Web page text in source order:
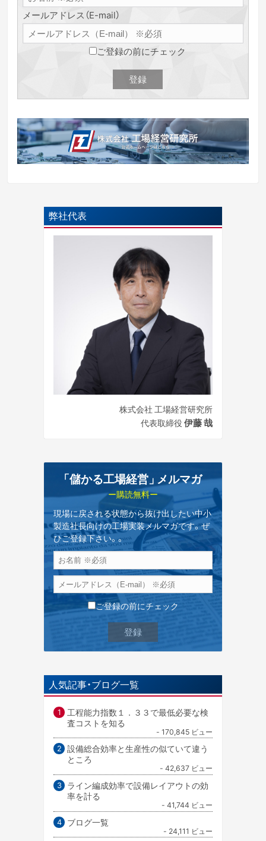
メールアドレス（E-mail）
ご登録の前にチェック
弊社代表
株式会社 工場経営研究所
代表取締役 伊藤 哉
「儲かる工場経営」 メルマガ
ー購読無料ー
現場に戻される状態から抜け出したい中小
製造社長向けの工場実装メルマガです。ぜ
ひご登録下さい。。
ご登録の前にチェック
人気記事・ブログ一覧
工程能力指数１．３３で最低必要な検
査コストを知る
- 170,845 ビュー
設備総合効率と生産性の似ていて違う
ところ
- 42,637 ビュー
ライン編成効率で設備レイアウトの効
率を計る
- 41,744 ビュー
ブログ一覧
- 24,111 ビュー